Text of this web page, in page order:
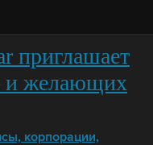
приглашает
и желающих
корпорации,